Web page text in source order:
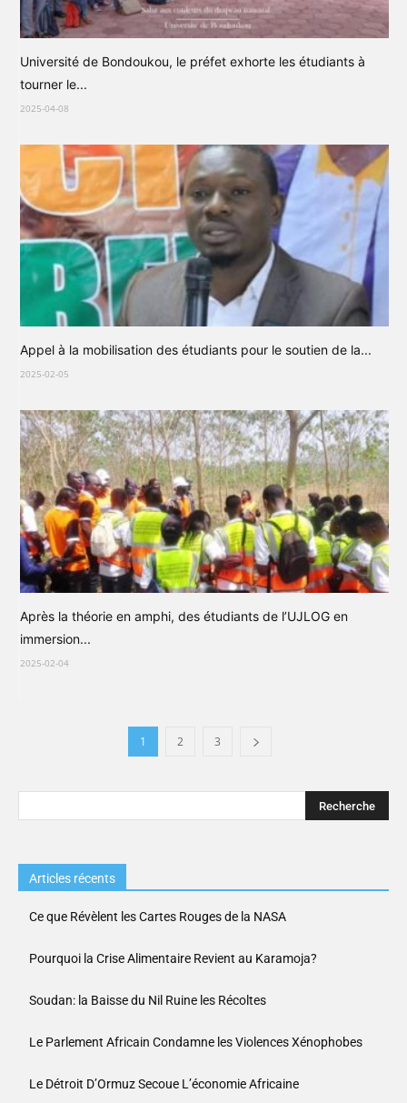
Université de Bondoukou, le préfet exhorte les étudiants à
tourner le...
2025-04-08
Appel à la mobilisation des étudiants pour le soutien de la...
2025-02-05
Après la théorie en amphi, des étudiants de l’UJLOG en
immersion...
2025-02-04
1 2 3
Articles récents
Ce que Révèlent les Cartes Rouges de la NASA
Pourquoi la Crise Alimentaire Revient au Karamoja?
Soudan: la Baisse du Nil Ruine les Récoltes
Le Parlement Africain Condamne les Violences Xénophobes
Le Détroit D’Ormuz Secoue L’économie Africaine